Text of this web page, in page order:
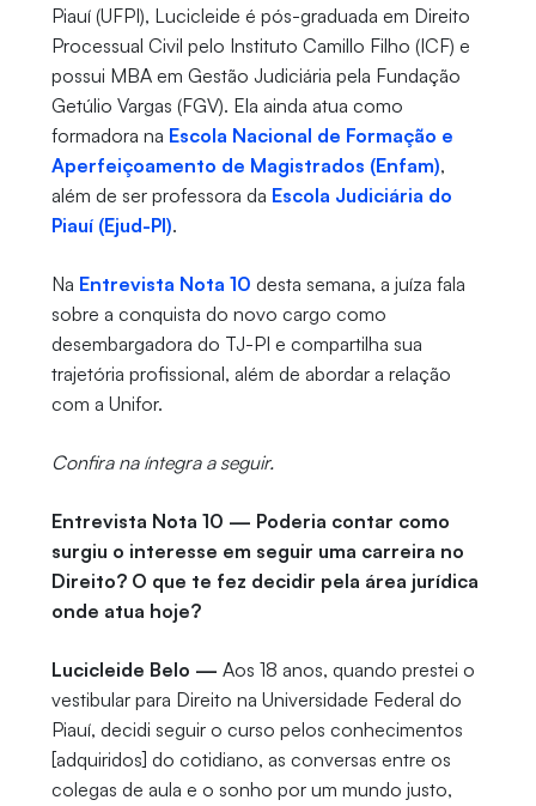
Piauí (UFPI), Lucicleide é pós-graduada em Direito
Processual Civil pelo Instituto Camillo Filho (ICF) e
possui MBA em Gestão Judiciária pela Fundação
Getúlio Vargas (FGV). Ela ainda atua como
formadora na Escola Nacional de Formação e
Aperfeiçoamento de Magistrados (Enfam),
além de ser professora da Escola Judiciária do
Piauí (Ejud-PI).
Na Entrevista Nota 10 desta semana, a juíza fala
sobre a conquista do novo cargo como
desembargadora do TJ-PI e compartilha sua
trajetória profissional, além de abordar a relação
com a Unifor.
Confira na íntegra a seguir.
Entrevista Nota 10 — Poderia contar como
surgiu o interesse em seguir uma carreira no
Direito? O que te fez decidir pela área jurídica
onde atua hoje?
Lucicleide Belo — Aos 18 anos, quando prestei o
vestibular para Direito na Universidade Federal do
Piauí, decidi seguir o curso pelos conhecimentos
[adquiridos] do cotidiano, as conversas entre os
colegas de aula e o sonho por um mundo justo,